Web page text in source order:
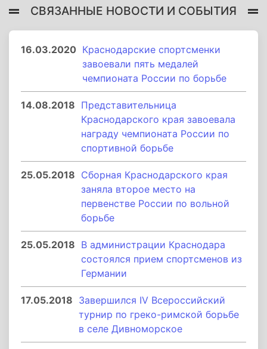
СВЯЗАННЫЕ НОВОСТИ И СОБЫТИЯ
16.03.2020 Краснодарские спортсменки
завоевали пять медалей
чемпионата России по борьбе
14.08.2018 Представительница
Краснодарского края завоевала
награду чемпионата России по
спортивной борьбе
25.05.2018 Сборная Краснодарского края
заняла второе место на
первенстве России по вольной
борьбе
25.05.2018 В администрации Краснодара
состоялся прием спортсменов из
Германии
17.05.2018 Завершился IV Всероссийский
турнир по греко-римской борьбе
в селе Дивноморское